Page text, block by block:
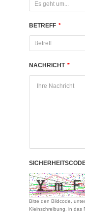
Es geht um...
BETREFF *
NACHRICHT *
Bitte den Bildcode,
Kleinschreibung, in das